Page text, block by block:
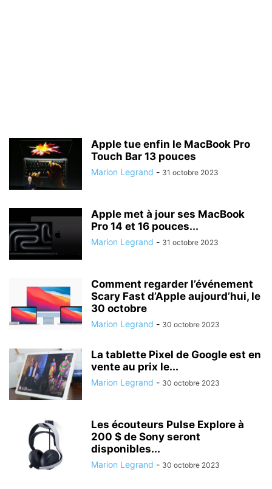
Apple tue enfin le MacBook Pro
Touch Bar 13 pouces
Marion Legrand - 31 octobre 2023
Apple met à jour ses MacBook
Pro 14 et 16 pouces...
Marion Legrand - 31 octobre 2023
Comment regarder l’événement
Scary Fast d’Apple aujourd’hui, le
30 octobre
Marion Legrand - 30 octobre 2023
La tablette Pixel de Google est en
vente au prix le...
Marion Legrand - 30 octobre 2023
Les écouteurs Pulse Explore à
200 $ de Sony seront
disponibles...
Marion Legrand - 30 octobre 2023